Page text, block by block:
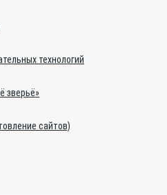
технологий
зверьё»
сайтов)